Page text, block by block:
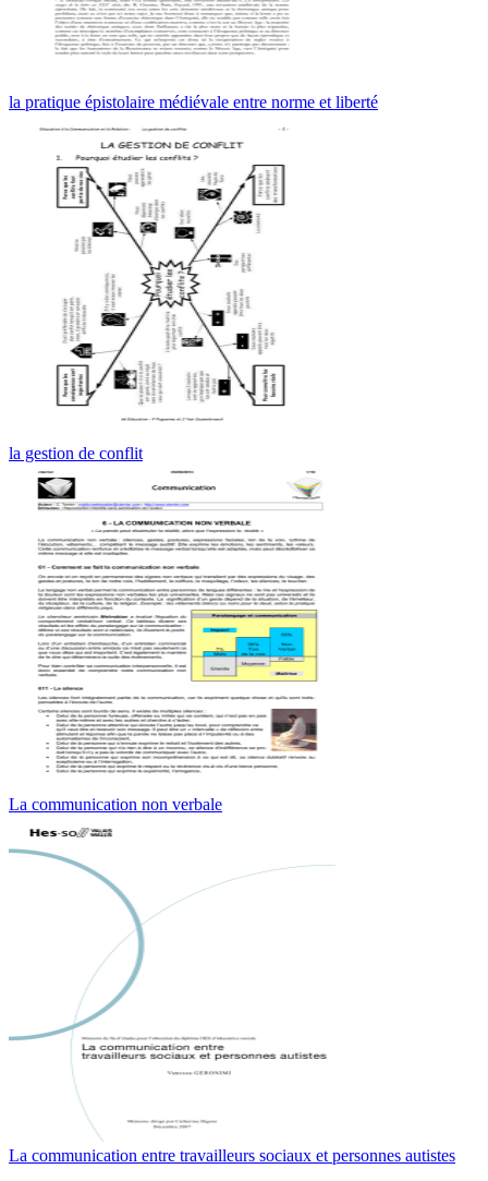
la pratique épistolaire médiévale entre norme et liberté
la gestion de conflit
La communication non verbale
La communication entre travailleurs sociaux et personnes autistes